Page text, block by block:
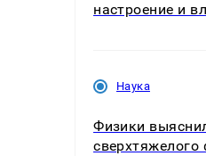
настроение и
Наука
Физики